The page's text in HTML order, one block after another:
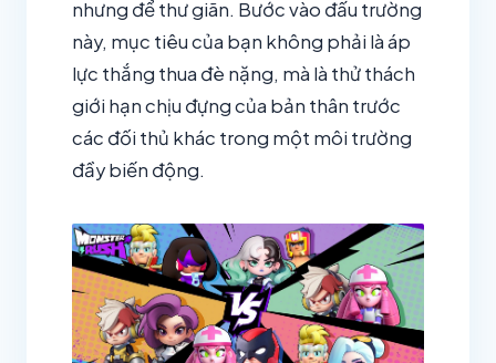
nhưng để thư giãn. Bước vào đấu trường
này, mục tiêu của bạn không phải là áp
lực thắng thua đè nặng, mà là thử thách
giới hạn chịu đựng của bản thân trước
các đối thủ khác trong một môi trường
đầy biến động.